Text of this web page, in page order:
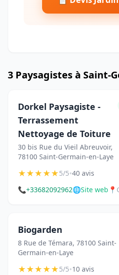
3 Paysagistes à Saint-
Dorkel Paysagiste -
Terrassement
Nettoyage de Toiture
30 bis Rue du Vieil Abreuvoir,
78100 Saint-Germain-en-Laye
★★★★★5/5•40 avis
📞+33682092962🌐Site web 📍
Biogarden
8 Rue de Témara, 78100 Saint-
Germain-en-Laye
★★★★★5/5•10 avis